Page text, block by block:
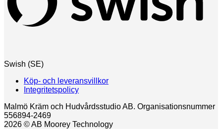
Swish (SE)
Köp- och leveransvillkor
Integritetspolicy
Malmö Kräm och Hudvårdsstudio AB. Organisationsnummer
556894-2469
2026 © AB Moorey Technology